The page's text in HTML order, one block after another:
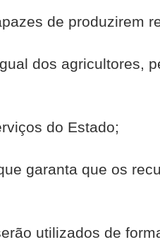
de produzirem
dos agricultores,
do Estado;
garanta que os
utilizados de